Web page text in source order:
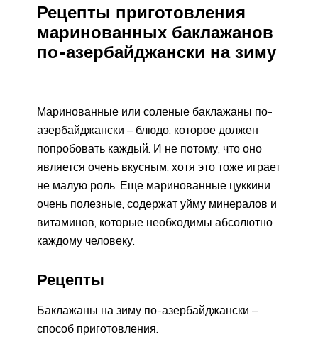
Рецепты приготовления
маринованных баклажанов
по-азербайджански на зиму
Маринованные или соленые баклажаны по-
азербайджански – блюдо, которое должен
попробовать каждый. И не потому, что оно
является очень вкусным, хотя это тоже играет
не малую роль. Еще маринованные цуккини
очень полезные, содержат уйму минералов и
витаминов, которые необходимы абсолютно
каждому человеку.
Рецепты
Баклажаны на зиму по-азербайджански –
способ приготовления.